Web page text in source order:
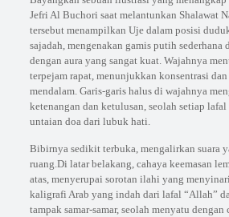
Jefri Al Buchori saat melantunkan Shalawat
tersebut menampilkan Uje dalam posisi
sajadah, mengenakan gamis putih sederhana
dengan aura yang sangat kuat. Wajahnya
terpejam rapat, menunjukkan konsentrasi
mendalam. Garis-garis halus di wajahnya
ketenangan dan ketulusan, seolah setiap
untaian doa dari lubuk hati.
Bibirnya sedikit terbuka, mengalirkan suara
ruang.Di latar belakang, cahaya keemasan
atas, menyerupai sorotan ilahi yang
kaligrafi Arab yang indah dari lafal “Allah”
tampak samar-samar, seolah menyatu dengan